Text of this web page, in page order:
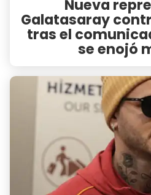
Nueva
Galatasaray
tras el
se enojó